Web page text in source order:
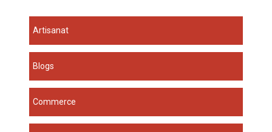
Artisanat
Blogs
Commerce